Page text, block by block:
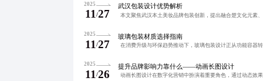
2025
11/27
武汉包装设计优势解析
2025
11 /27
玻璃包装材质选择指南
2025
11 /26
提升品牌影响力靠什么——动画长图设计